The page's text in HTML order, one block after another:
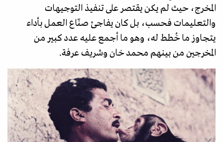
المخرج، حيث لم يكن يقتصر على تنفيذ التوجيهات
والتعليمات فحسب، بل كان يفاجئ صنّاع العمل بأداء
يتجاوز ما خُطط له، وهو ما أجمع عليه عدد كبير من
المخرجين من بينهم محمد خان وشريف عرفة.